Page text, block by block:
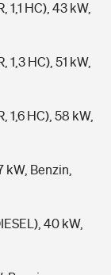
1,1 HC), 43 kW,
1,3 HC), 51 kW,
1,6 HC), 58 kW,
kW, Benzin,
40 kW,